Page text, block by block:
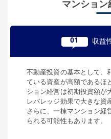
マンション
01 収益
不動産投資の基本として、
ている資産が高額であるほ
ション経営は初期投資額が
レバレッジ効果で大きな資
さらに、一棟マンション経
られる可能性もあります。